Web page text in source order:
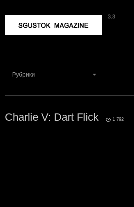
3.3
Рубрики
Charlie V: Dart Flick 1 792